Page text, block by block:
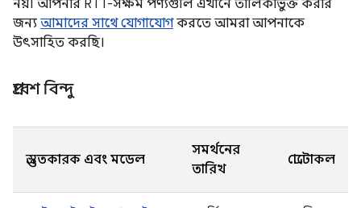
নয়। আপনার RTT-সক্ষম পণ্যগুলি এখানে তালিকাভুক্ত করার
জন্য আমাদের সাথে যোগাযোগকরতে আমরা আপনাকে
উৎসাহিত করছি।
প্রবেশ বিন্দু
প্রস্তুতকারক এবং মডেল
সমর্থনের
তারিখ
প্রোটোকল